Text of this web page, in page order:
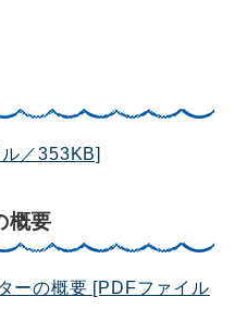
／353KB]
概要
ーの概要 [PDFファイル